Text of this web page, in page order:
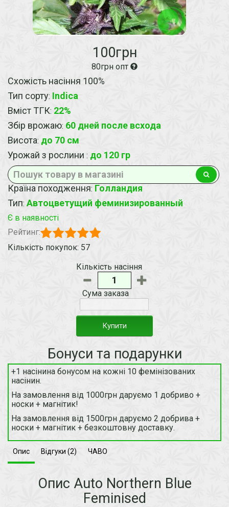
100грн
80грн опт
Схожість насіння 100%
Тип сорту: Indica
Вміст ТГК: 22%
Збір врожаю: 60 дней после всхода
Висота: до 70 см
Урожай з рослини : до 120 гр
Країна походження: Голландия
Тип: Автоцветущий феминизированный
Є в наявності
Рейтинг:
Кількість покупок: 57
Кількість насіння
Сума заказа
Купити
Бонуси та подарунки
+1 насінина бонусом на кожні 10 фемінізованих
насінин.
На замовлення від 1000грн даруємо 1 добриво +
носки + магнітик!
На замовлення від 1500грн даруємо 2 добрива +
носки + магнітик + безкоштовну доставку.
Опис Відгуки (2) ЧАВО
Опис Auto Northern Blue
Feminised